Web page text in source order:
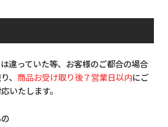
違っていた等、お客様のご都合の場合
、 商品お受け取り後７営業日以内にご
いたします。